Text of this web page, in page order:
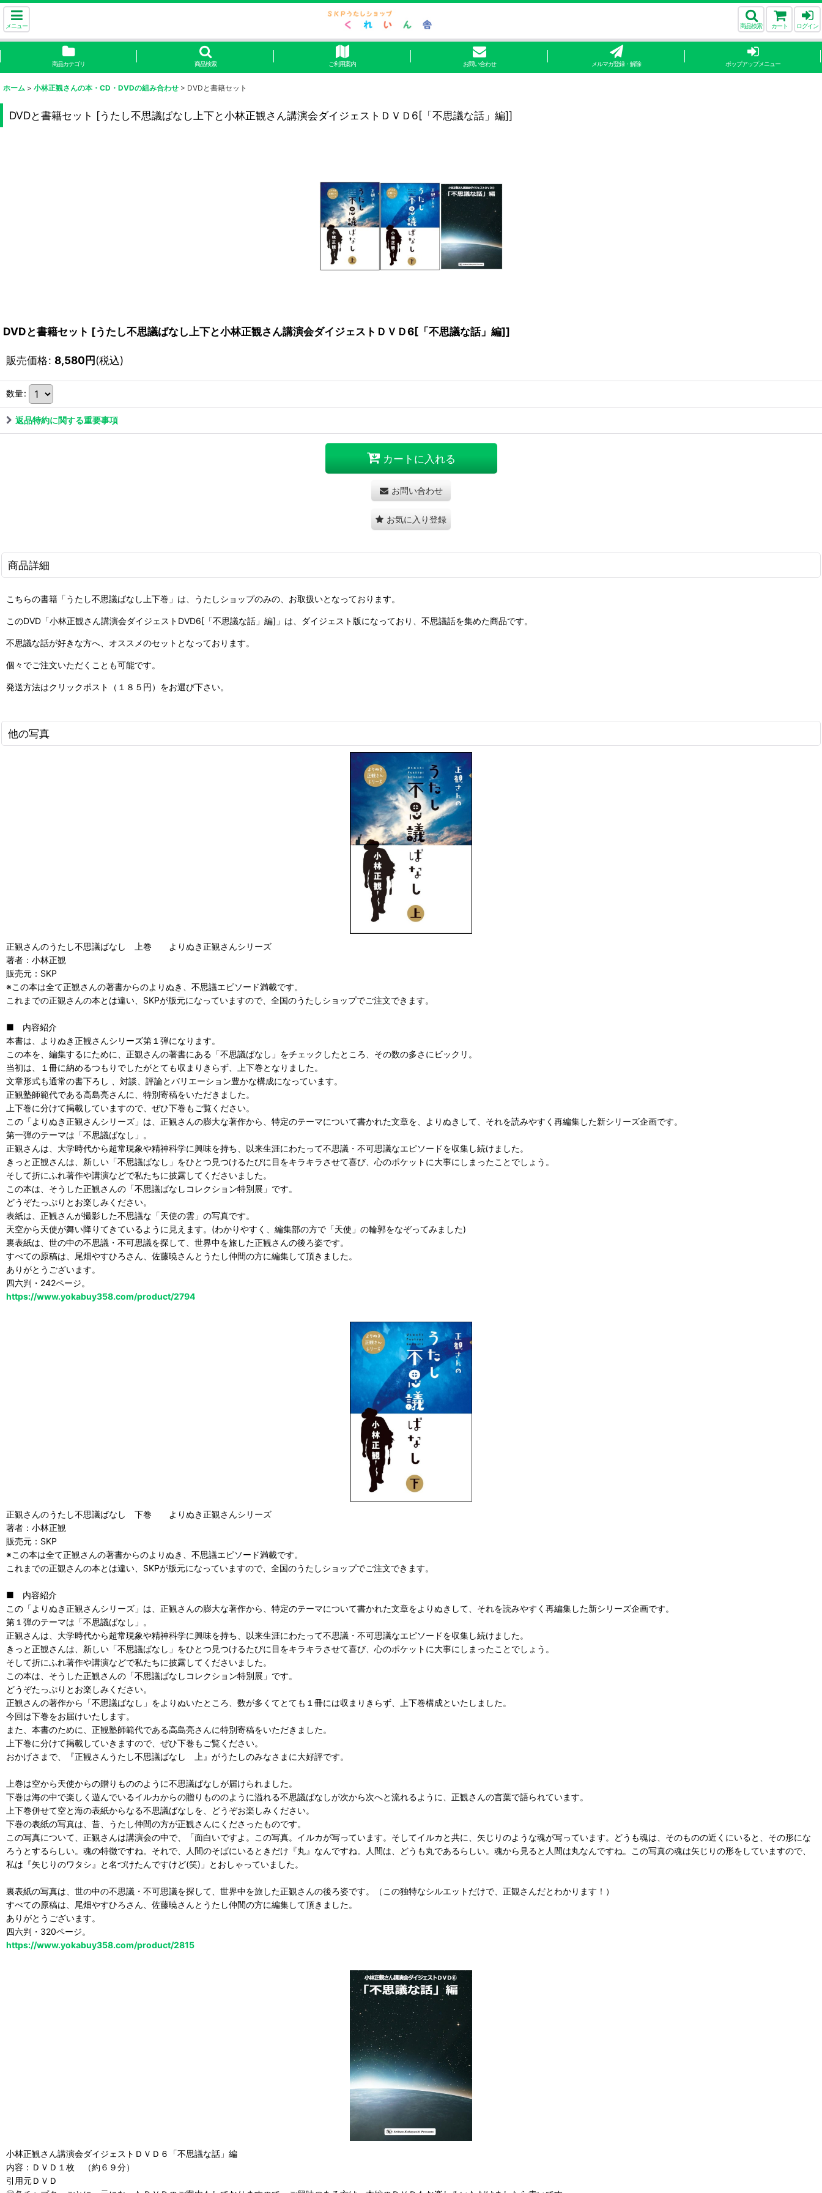
メニュー 商品検索 カート ログイン
商品カテゴリ 商品検索 ご利用案内 お問い合わせ メルマガ登録・解除 ポップアップメニュー
ホーム > 小林正観さんの本・CD・DVDの組み合わせ > DVDと書籍セット
DVDと書籍セット [うたし不思議ばなし上下と小林正観さん講演会ダイジェストＤＶＤ6[「不思議な話」編]]
DVDと書籍セット [うたし不思議ばなし上下と小林正観さん講演会ダイジェストＤＶＤ6[「不思議な話」編]]
販売価格: 8,580円(税込)
数量:
返品特約に関する重要事項
カートに入れる
お問い合わせ
お気に入り登録
商品詳細
こちらの書籍「うたし不思議ばなし上下巻」は、うたしショップのみの、お取扱いとなっております。
このDVD「小林正観さん講演会ダイジェストDVD6[「不思議な話」編]」は、ダイジェスト版になっており、不思議話を集めた商品です。
不思議な話が好きな方へ、オススメのセットとなっております。
個々でご注文いただくことも可能です。
発送方法はクリックポスト（１８５円）をお選び下さい。
他の写真
正観さんのうたし不思議ばなし 上巻 よりぬき正観さんシリーズ
著者：小林正観
販売元：SKP
※この本は全て正観さんの著書からのよりぬき、不思議エピソード満載です。
これまでの正観さんの本とは違い、SKPが版元になっていますので、全国のうたしショップでご注文できます。
■ 内容紹介
本書は、よりぬき正観さんシリーズ第１弾になります。
この本を、編集するにために、正観さんの著書にある「不思議ばなし」をチェックしたところ、その数の多さにビックリ。
当初は、１冊に納めるつもりでしたがとても収まりきらず、上下巻となりました。
文章形式も通常の書下ろし 、対談、評論とバリエーション豊かな構成になっています。
正観塾師範代である高島亮さんに、特別寄稿をいただきました。
上下巻に分けて掲載していますので、ぜひ下巻もご覧ください。
この「よりぬき正観さんシリーズ」は、正観さんの膨大な著作から、特定のテーマについて書かれた文章を、よりぬきして、それを読みやすく再編集した新シリーズ企画です。
第一弾のテーマは「不思議ばなし」。
正観さんは、大学時代から超常現象や精神科学に興味を持ち、以来生涯にわたって不思議・不可思議なエピソードを収集し続けました。
きっと正観さんは、新しい「不思議ばなし」をひとつ見つけるたびに目をキラキラさせて喜び、心のポケットに大事にしまったことでしょう。
そして折にふれ著作や講演などで私たちに披露してくださいました。
この本は、そうした正観さんの「不思議ばなしコレクション特別展」です。
どうぞたっぷりとお楽しみください。
表紙は、正観さんが撮影した不思議な「天使の雲」の写真です。
天空から天使が舞い降りてきているように見えます。(わかりやすく、編集部の方で「天使」の輪郭をなぞってみました)
裏表紙は、世の中の不思議・不可思議を探して、世界中を旅した正観さんの後ろ姿です。
すべての原稿は、尾畑やすひろさん、佐藤暁さんとうたし仲間の方に編集して頂きました。
ありがとうございます。
四六判・242ページ。
https://www.yokabuy358.com/product/2794
正観さんのうたし不思議ばなし 下巻 よりぬき正観さんシリーズ
著者：小林正観
販売元：SKP
※この本は全て正観さんの著書からのよりぬき、不思議エピソード満載です。
これまでの正観さんの本とは違い、SKPが版元になっていますので、全国のうたしショップでご注文できます。
■ 内容紹介
この「よりぬき正観さんシリーズ」は、正観さんの膨大な著作から、特定のテーマについて書かれた文章をよりぬきして、それを読みやすく再編集した新シリーズ企画です。
第１弾のテーマは「不思議ばなし」。
正観さんは、大学時代から超常現象や精神科学に興味を持ち、以来生涯にわたって不思議・不可思議なエピソードを収集し続けました。
きっと正観さんは、新しい「不思議ばなし」をひとつ見つけるたびに目をキラキラさせて喜び、心のポケットに大事にしまったことでしょう。
そして折にふれ著作や講演などで私たちに披露してくださいました。
この本は、そうした正観さんの「不思議ばなしコレクション特別展」です。
どうぞたっぷりとお楽しみください。
正観さんの著作から「不思議ばなし」をよりぬいたところ、数が多くてとても１冊には収まりきらず、上下巻構成といたしました。
今回は下巻をお届けいたします。
また、本書のために、正観塾師範代である高島亮さんに特別寄稿をいただきました。
上下巻に分けて掲載していきますので、ぜひ下巻もご覧ください。
おかげさまで、『正観さんうたし不思議ばなし 上』がうたしのみなさまに大好評です。
上巻は空から天使からの贈りもののように不思議ばなしが届けられました。
下巻は海の中で楽しく遊んでいるイルカからの贈りもののように溢れる不思議ばなしが次から次へと流れるように、正観さんの言葉で語られています。
上下巻併せて空と海の表紙からなる不思議ばなしを、どうぞお楽しみください。
下巻の表紙の写真は、昔、うたし仲間の方が正観さんにくださったものです。
この写真について、正観さんは講演会の中で、「面白いですよ。この写真。イルカが写っています。そしてイルカと共に、矢じりのような魂が写っています。どうも魂は、そのものの近くにいると、その形にな
ろうとするらしい。魂の特徴ですね。それで、人間のそばにいるときだけ『丸』なんですね。人間は、どうも丸であるらしい。魂から見ると人間は丸なんですね。この写真の魂は矢じりの形をしていますので、
私は『矢じりのワタシ』と名づけたんですけど(笑)」とおしゃっていました。
裏表紙の写真は、世の中の不思議・不可思議を探して、世界中を旅した正観さんの後ろ姿です。（この独特なシルエットだけで、正観さんだとわかります！）
すべての原稿は、尾畑やすひろさん、佐藤暁さんとうたし仲間の方に編集して頂きました。
ありがとうございます。
四六判・320ページ。
https://www.yokabuy358.com/product/2815
小林正観さん講演会ダイジェストＤＶＤ６「不思議な話」編
内容：ＤＶＤ１枚 （約６９分）
引用元ＤＶＤ